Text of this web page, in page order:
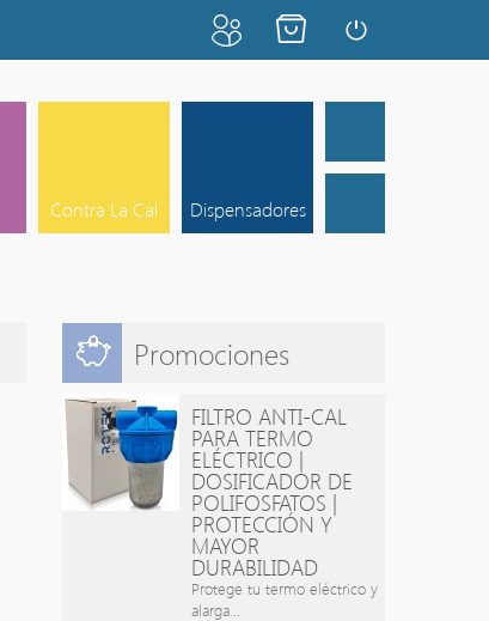
Contra La Cal Dispensadores
Promociones
FILTRO ANTI-CAL
PARA TERMO
ELÉCTRICO |
DOSIFICADOR DE
POLIFOSFATOS |
PROTECCIÓN Y
MAYOR
DURABILIDAD
Protege tu termo eléctrico y
alarga...